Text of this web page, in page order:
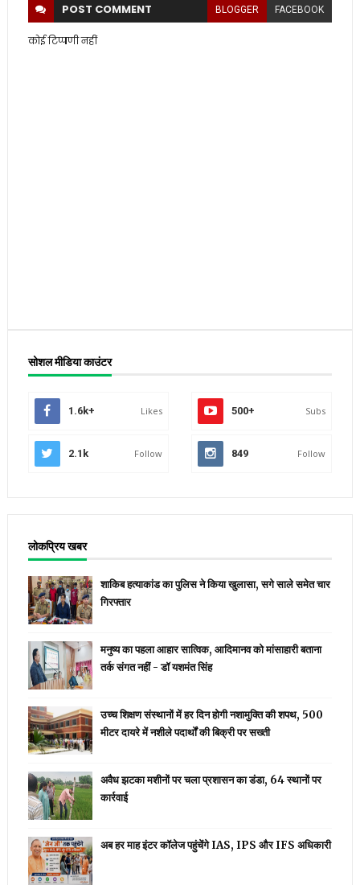
POST COMMENT BLOGGER FACEBOOK
कोई टिप्पणी नहीं
सोशल मीडिया काउंटर
1.6k+ Likes 500+ Subs
2.1k Follow 849 Follow
लोकप्रिय खबर
शाकिब हत्याकांड का पुलिस ने किया खुलासा, सगे साले समेत चार
गिरफ्तार
मनुष्य का पहला आहार सात्विक, आदिमानव को मांसाहारी बताना
तर्क संगत नहीं - डॉ यशमंत सिंह
उच्च शिक्षण संस्थानों में हर दिन होगी नशामुक्ति की शपथ, 500
मीटर दायरे में नशीले पदार्थों की बिक्री पर सख्ती
अवैध झटका मशीनों पर चला प्रशासन का डंडा, 64 स्थानों पर
कार्रवाई
अब हर माह इंटर कॉलेज पहुंचेंगे IAS, IPS और IFS अधिकारी